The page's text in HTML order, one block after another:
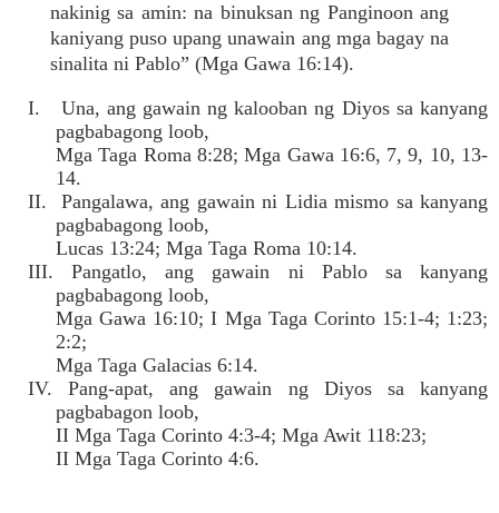
nakinig sa amin: na binuksan ng Panginoon ang
kaniyang puso upang unawain ang mga bagay na
sinalita ni Pablo” (Mga Gawa 16:14).
I. Una, ang gawain ng kalooban ng Diyos sa kanyang
pagbabagong loob,
Mga Taga Roma 8:28; Mga Gawa 16:6, 7, 9, 10, 13-
14.
II. Pangalawa, ang gawain ni Lidia mismo sa kanyang
pagbabagong loob,
Lucas 13:24; Mga Taga Roma 10:14.
III. Pangatlo, ang gawain ni Pablo sa kanyang
pagbabagong loob,
Mga Gawa 16:10; I Mga Taga Corinto 15:1-4; 1:23;
2:2;
Mga Taga Galacias 6:14.
IV. Pang-apat, ang gawain ng Diyos sa kanyang
pagbabagon loob,
II Mga Taga Corinto 4:3-4; Mga Awit 118:23;
II Mga Taga Corinto 4:6.